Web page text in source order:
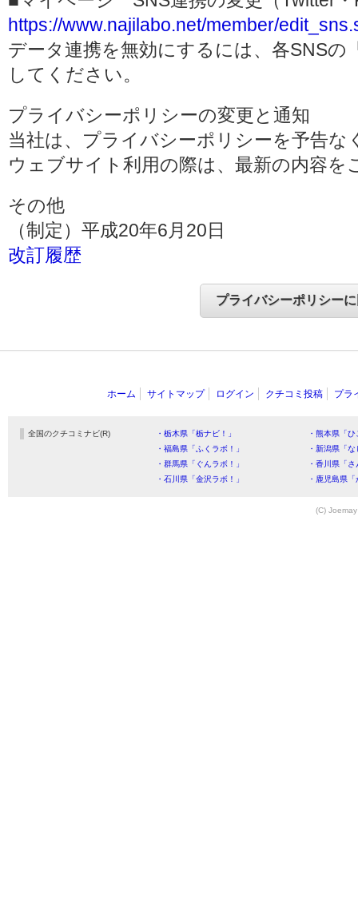
https://www.najilabo.net/member/
データ連携を無効にするには、各SNS
してください。
プライバシーポリシーの変更と通知
当社は、プライバシーポリシーを予告
ウェブサイト利用の際は、最新の内容を
その他
（制定）平成20年6月20日
改訂履歴
ホーム サイトマップ ログイン クチコミ投稿 プラ
全国のクチコミナビ(R) ・栃木県「栃ナビ！」
・熊本県「
・福島県「ふくラボ！」
・新潟県「
・群馬県「ぐんラボ！」
・香川県「
・石川県「金沢ラボ！」
・鹿児島県
(C)